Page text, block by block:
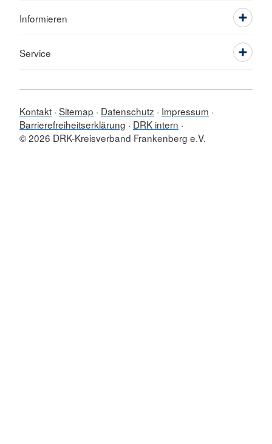
Informieren
Service
Kontakt Sitemap Datenschutz
Impressum
Barrierefreiheitserklärung
DRK intern
© 2026 DRK-Kreisverband Frankenberg e.V.